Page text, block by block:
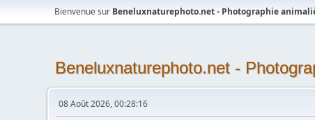
Bienvenue sur Beneluxnaturephoto.net - Photographie
Beneluxnaturephoto.net -
08 Août 2026, 00:28:16